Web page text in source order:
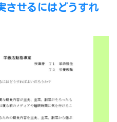
させるにはどうすれ